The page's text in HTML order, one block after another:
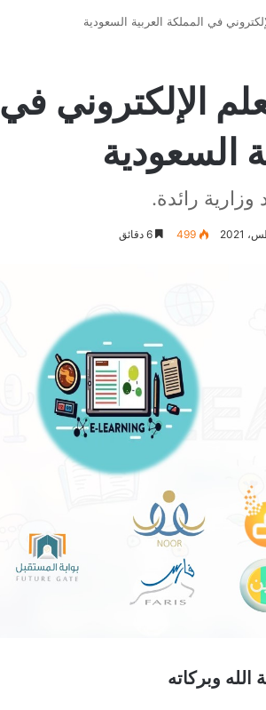
في المملكة العربية السعودية
الإلكتروني في
السعودية
وزارية رائدة.
499
الله وبركاته